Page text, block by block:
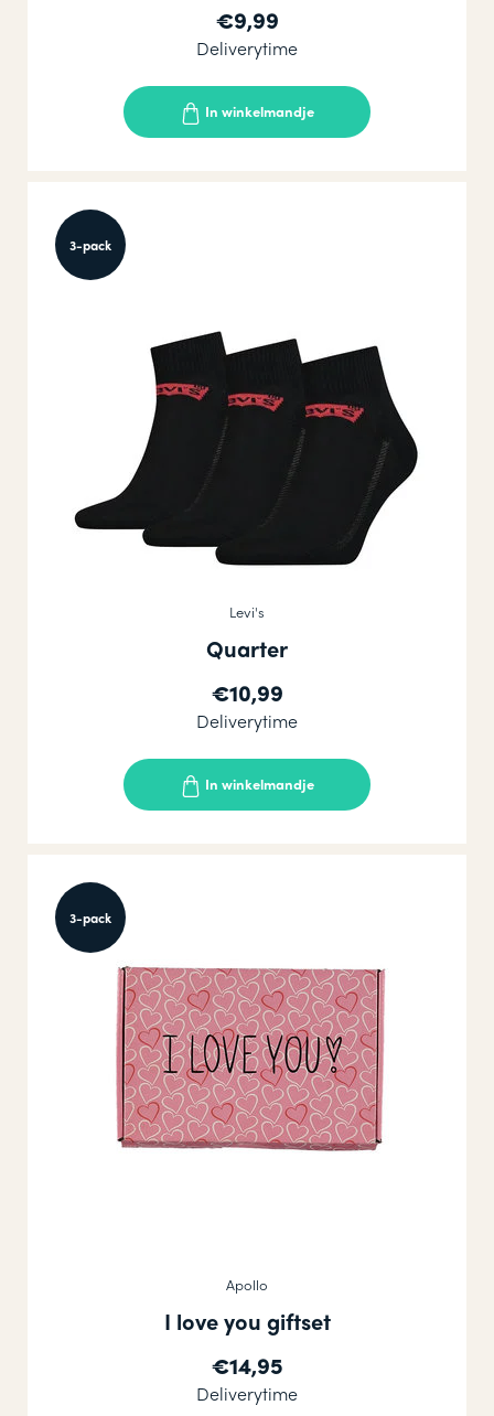
€9,99
Deliverytime
In winkelmandje
3-pack
Levi's
Quarter
€10,99
Deliverytime
In winkelmandje
3-pack
Apollo
I love you giftset
€14,95
Deliverytime